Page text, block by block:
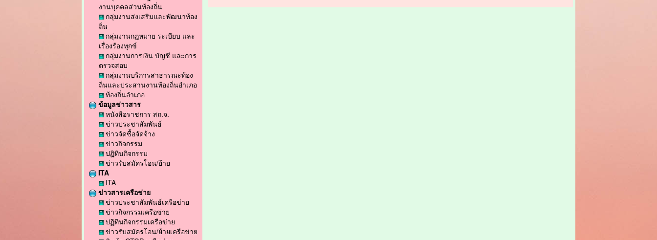
งานบุคคลส่วนท้องถิ่น
กลุ่มงานส่งเสริมและพัฒนาท้อง
ถิ่น
กลุ่มงานกฎหมาย ระเบียบ และ
เรื่องร้องทุกข์
กลุ่มงานการเงิน บัญชี และการ
ตรวจสอบ
กลุ่มงานบริการสาธารณะท้อง
ถิ่นและประสานงานท้องถิ่นอำเภอ
ท้องถิ่นอำเภอ
ข้อมูลข่าวสาร
หนังสือราชการ สถ.จ.
ข่าวประชาสัมพันธ์
ข่าวจัดซื้อจัดจ้าง
ข่าวกิจกรรม
ปฏิทินกิจกรรม
ข่าวรับสมัครโอน/ย้าย
ITA
ITA
ข่าวสารเครือข่าย
ข่าวประชาสัมพันธ์เครือข่าย
ข่าวกิจกรรมเครือข่าย
ปฏิทินกิจกรรมเครือข่าย
ข่าวรับสมัครโอน/ย้ายเครือข่าย